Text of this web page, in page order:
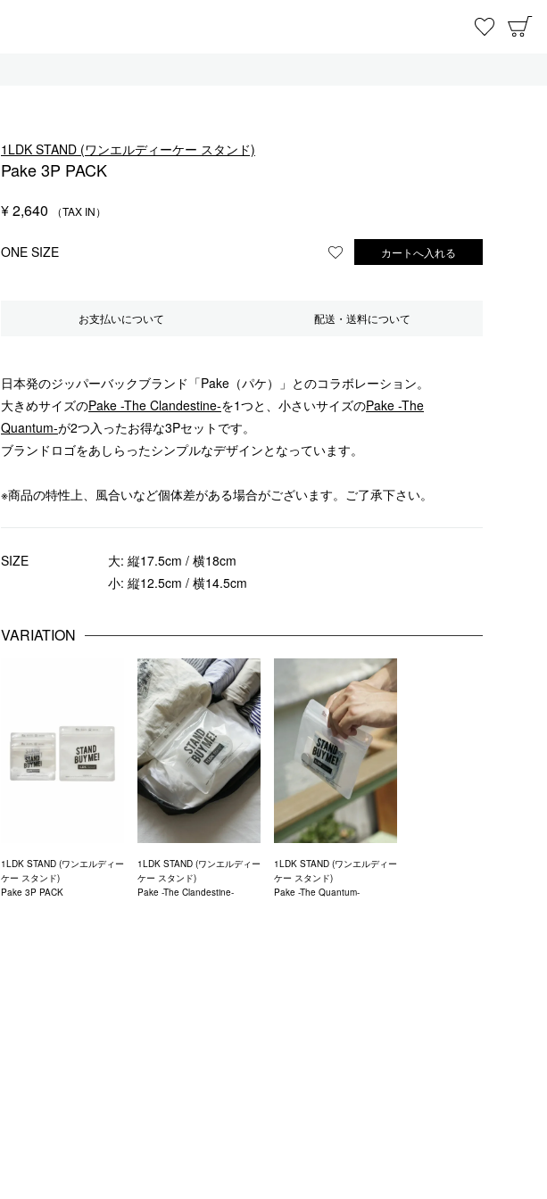
お気に
1LDK STAND (ワンエルディーケー スタンド)
Pake 3P PACK
¥2,640
ONE SIZE お気に入りに登録する
カートへ入れる
お支払いについて 配送・送料について
日本発のジッパーバックブランド「Pake（パケ）」とのコラボレーション。
大きめサイズのPake -The Clandestine-を1つと、小さいサイズのPake -The
Quantum-が2つ入ったお得な3Pセットです。
ブランドロゴをあしらったシンプルなデザインとなっています。
※商品の特性上、風合いなど個体差がある場合がございます。ご了承下さい。
SIZE
大: 縦17.5cm / 横18cm
小: 縦12.5cm / 横14.5cm
VARIATION
1LDK STAND (ワンエルディー
ケー スタンド)
Pake 3P PACK
1LDK STAND (ワンエルディー
ケー スタンド)
Pake -The Clandestine-
1LDK STAND (ワンエルディー
ケー スタンド)
Pake -The Quantum-